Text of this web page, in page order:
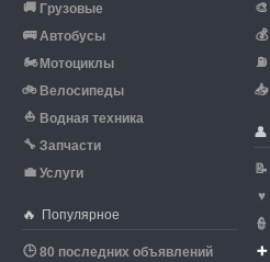
🚚 Грузовые
🚌 Автобусы
🏍 Мотоциклы
🚲 Велосипеды
⛵ Водная техника
🔧 Запчасти
💼 Услуги
🔥 Популярное
🕒 80 последних объявлений
🎨
💰
⛽
📥
👤
📝
♥
👮
➕